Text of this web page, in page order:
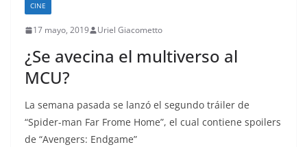
CINE
17 mayo, 2019 Uriel Giacometto
¿Se avecina el multiverso al
MCU?
La semana pasada se lanzó el segundo tráiler de
“Spider-man Far Frome Home”, el cual contiene spoilers
de “Avengers: Endgame”